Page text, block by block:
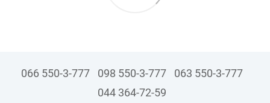
066 550-3-777 098 550-3-777
063 550-3-777
044 364-72-59